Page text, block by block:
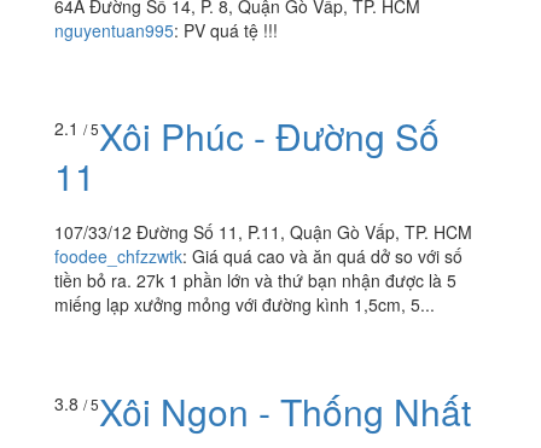
64A Đường Số 14, P. 8, Quận Gò Vấp, TP. HCM
nguyentuan995: PV quá tệ !!!
2.1 / 5Xôi Phúc - Đường Số
11
107/33/12 Đường Số 11, P.11, Quận Gò Vấp, TP. HCM
foodee_chfzzwtk: Giá quá cao và ăn quá dở so với số
tiền bỏ ra. 27k 1 phần lớn và thứ bạn nhận được là 5
miếng lạp xưởng mỏng với đường kình 1,5cm, 5...
3.8 / 5Xôi Ngon - Thống Nhất